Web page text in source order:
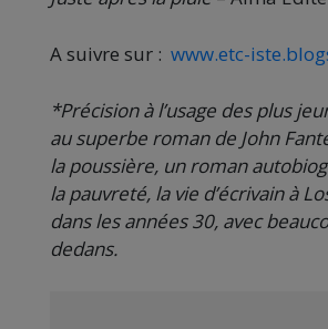
A suivre sur : www.etc-
*Précision à l’usage des plus
au superbe roman de John
la poussière, un roman
la pauvreté, la vie d’écrivain à
dans les années 30, avec
dedans.